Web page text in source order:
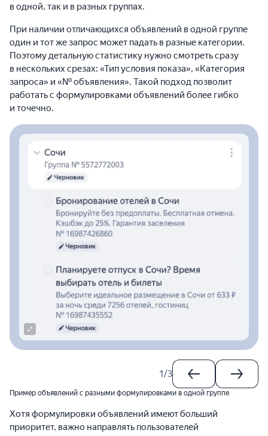
в одной, так и в разных группах.
При наличии отличающихся объявлений в одной группе
один и тот же запрос может падать в разные категории.
Поэтому детальную статистику нужно смотреть сразу
в нескольких срезах: «Тип условия показа», «Категория
запроса» и «№ объявления». Такой подход позволит
работать с формулировками объявлений более гибко
и точечно.
1/3
Пример объявлений с разными формулировками в одной группе
Хотя формулировки объявлений имеют больший
приоритет, важно направлять пользователей